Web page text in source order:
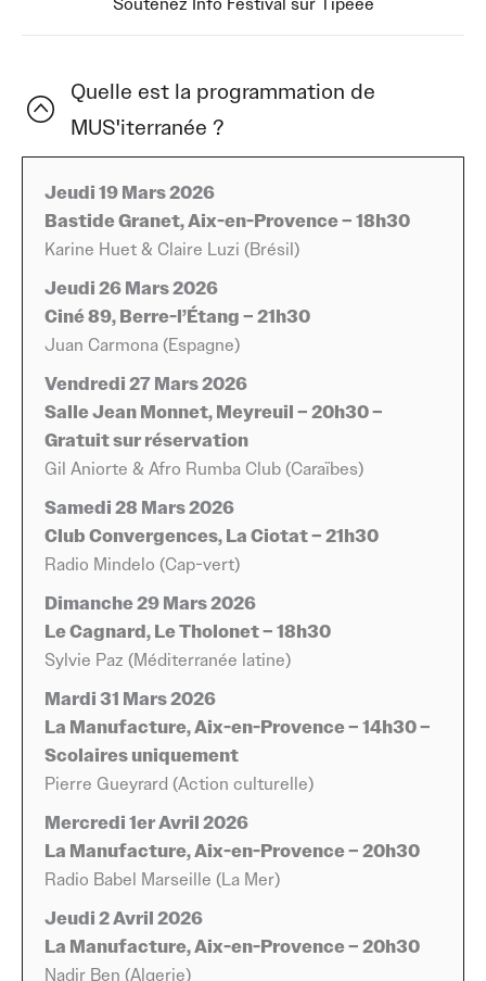
MUS’iterranée propose un voyage sonore aux multiples
semaines, la ville se transforme en carrefour des
musiques du monde, accueillant artistes et publics dans
une communion autour de sonorités venues des quatre
coins du globe.
Le programme de cette édition illustre parfaitement la
vocation du festival : rassembler, sous un même horizon
musical, des traditions et des modernités qui se
rencontrent rarement sur une même affiche.
L’événement s’ouvre aux rives brésiliennes avec
Huet & Claire Luzi, duo qui mêle voix et sensibilité
dans un répertoire porté par la chaleur de la MPB et de
la bossa. Depuis l’Espagne,Juan Carmona
l’art du flamenco, une musique profondément ancrée
dans l’histoire du pourtour méditerranéen, faite de
tensions, d’émotions brutes et de maîtrise technique.
Dans la même veine ibérique,
l’Espagne musicale, chacun avec sa propre voix et son
propre rapport à cette tradition vivante.
Les Caraïbes s’invitent également à ce
en-Provencehors du commun grâce àGil Aniorte &
Afro Rumba Club, dont le projet mêle racines
africaines et rythmes antillais dans une énergie
communicative. Du côté de l’Atlantique oriental,
Mindeloporte les couleurs du Cap-Vert, patrie de la
morna et du coladeira, musiques nées de l’île de São
d’un peuple façonné par l’océan. Ces sonorités
insulaires, teintées de nostalgie et d’une joie
Quelle est la programmation de
MUS'iterranée ?
Jeudi 19 Mars 2026
Bastide Granet, Aix-en-Provence – 18h30
Karine Huet & Claire Luzi (Brésil)
Jeudi 26 Mars 2026
Ciné 89, Berre-l’Étang – 21h30
Juan Carmona (Espagne)
Vendredi 27 Mars 2026
Salle Jean Monnet, Meyreuil – 20h30 –
Gratuit sur réservation
Gil Aniorte & Afro Rumba Club (Caraïbes)
Samedi 28 Mars 2026
Club Convergences, La Ciotat – 21h30
Radio Mindelo (Cap-vert)
Dimanche 29 Mars 2026
Le Cagnard, Le Tholonet – 18h30
Sylvie Paz (Méditerranée latine)
Mardi 31 Mars 2026
La Manufacture, Aix-en-Provence – 14h30 –
Scolaires uniquement
Pierre Gueyrard (Action culturelle)
Mercredi 1er Avril 2026
La Manufacture,Aix-en-Provence – 20h30
Radio Babel Marseille (La Mer)
Jeudi 2 Avril 2026
La Manufacture, Aix-en-Provence – 20h30
Nadir Ben (Algerie)